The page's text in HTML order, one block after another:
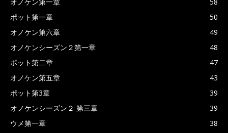
オノケン第一章
58
ポット第一章
50
オノケン第六章
49
オノケンシーズン２第一章
48
ポット第二章
47
オノケン第五章
43
ポット第3章
39
オノケンシーズン２ 第三章
39
ウメ第一章
38